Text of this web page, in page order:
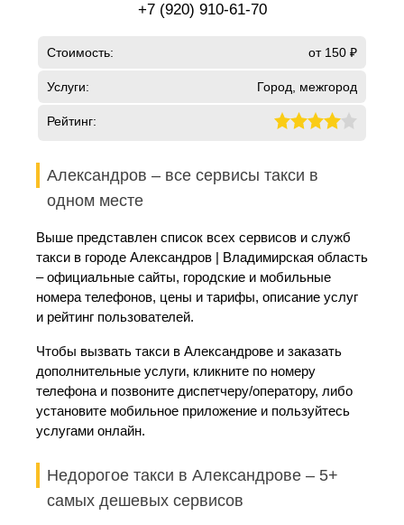
+7 (920) 910-61-70
Стоимость: от 150 ₽
Услуги: Город, межгород
Рейтинг:
Александров – все сервисы такси в
одном месте
Выше представлен список всех сервисов и служб
такси в городе Александров | Владимирская область
– официальные сайты, городские и мобильные
номера телефонов, цены и тарифы, описание услуг
и рейтинг пользователей.
Чтобы вызвать такси в Александрове и заказать
дополнительные услуги, кликните по номеру
телефона и позвоните диспетчеру/оператору, либо
установите мобильное приложение и пользуйтесь
услугами онлайн.
Недорогое такси в Александрове – 5+
самых дешевых сервисов